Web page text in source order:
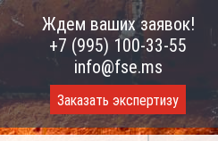
Ждем ваших заявок!
+7 (995) 100-33-55
info@fse.ms
Заказать экспертизу